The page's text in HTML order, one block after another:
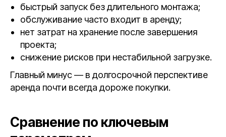
быстрый запуск без длительного монтажа;
обслуживание часто входит в аренду;
нет затрат на хранение после завершения
проекта;
снижение рисков при нестабильной загрузке.
Главный минус — в долгосрочной перспективе
аренда почти всегда дороже покупки.
Сравнение по ключевым